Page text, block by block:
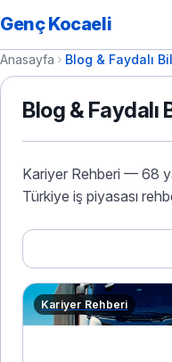
Genç Kocaeli
Anasayfa Blog & Faydalı
Blog & Faydalı
Kariyer Rehberi — 68
Türkiye iş piyasası
Kariyer Rehberi